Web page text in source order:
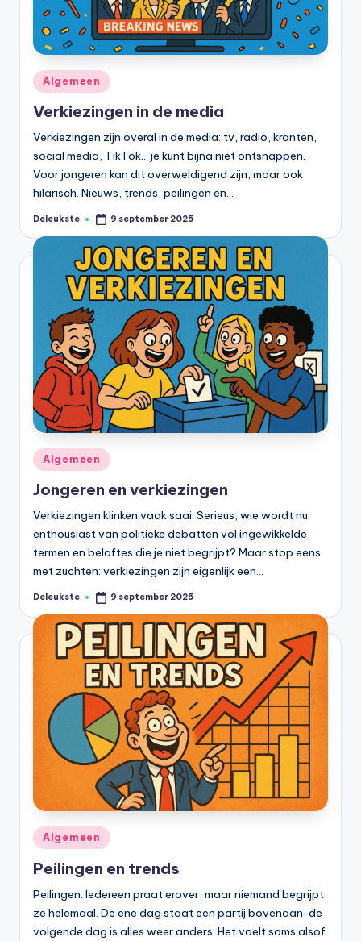
Geplaatst
in
Algemeen
Verkiezingen in de media
Verkiezingen zijn overal in de media: tv, radio, kranten,
social media, TikTok… je kunt bijna niet ontsnappen.
Voor jongeren kan dit overweldigend zijn, maar ook
hilarisch. Nieuws, trends, peilingen en…
Geplaatst
Deleukste 9 september 2025
Geplaatst
in
Algemeen
Jongeren en verkiezingen
Verkiezingen klinken vaak saai. Serieus, wie wordt nu
enthousiast van politieke debatten vol ingewikkelde
termen en beloftes die je niet begrijpt? Maar stop eens
met zuchten: verkiezingen zijn eigenlijk een…
Geplaatst
Deleukste 9 september 2025
Geplaatst
in
Algemeen
Peilingen en trends
Peilingen. Iedereen praat erover, maar niemand begrijpt
ze helemaal. De ene dag staat een partij bovenaan, de
volgende dag is alles weer anders. Het voelt soms alsof